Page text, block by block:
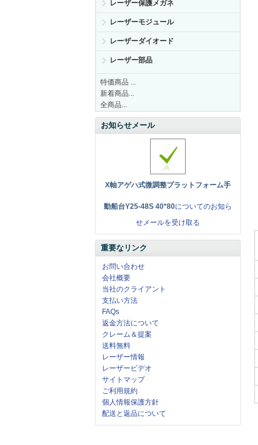
レーザー保護メガネ
レーザーモジュール
レーザーダイオード
レーザー部品
特価商品 ...
新着商品...
全商品...
お知らせメール
X軸アゲハ式微調整プラットフォーム手
動船台Y25-48S 40*80についてのお知ら
せメールを受け取る
重要なリンク
お問い合わせ
会社概要
当社のクライアント
支払い方法
FAQs
返金方法について
クレーム＆提案
送料無料
レーザー情報
レーザービデオ
サイトマップ
ご利用規約
個人情報保護方針
配送と返品について